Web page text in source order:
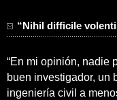
“Nihil difficile
“En mi opinión, nadie
buen investigador, un
ingeniería civil a